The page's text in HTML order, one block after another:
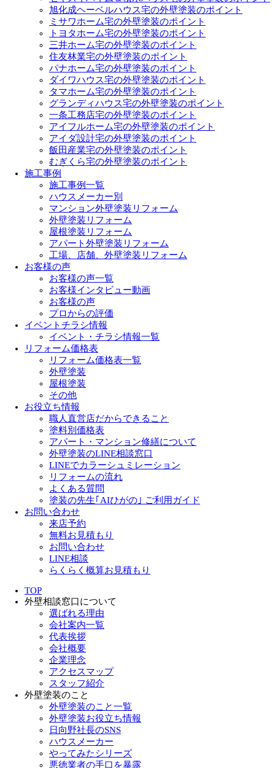
旭化成ヘーベルハウス宅の外壁塗装のポイント
ミサワホーム宅の外壁塗装のポイント
トヨタホーム宅の外壁塗装のポイント
三井ホーム宅の外壁塗装のポイント
住友林業宅の外壁塗装のポイント
パナホーム宅の外壁塗装のポイント
ダイワハウス宅の外壁塗装のポイント
タマホーム宅の外壁塗装のポイント
グランディハウス宅の外壁塗装のポイント
一条工務店宅の外壁塗装のポイント
アイフルホーム宅の外壁塗装のポイント
アイダ設計宅の外壁塗装のポイント
飯田産業宅の外壁塗装のポイント
むぎくら宅の外壁塗装のポイント
施工事例
施工事例一覧
ハウスメーカー別
マンション外壁塗装リフォーム
外壁塗装リフォーム
屋根塗装リフォーム
アパート外壁塗装リフォーム
工場、店舗、外壁塗装リフォーム
お客様の声
お客様の声一覧
お客様インタビュー動画
お客様の声
プロからの評価
イベントチラシ情報
イベント・チラシ情報一覧
リフォーム価格表
リフォーム価格表一覧
外壁塗装
屋根塗装
その他
お役立ち情報
職人直営店だからできること
塗料別価格表
アパート・マンション修繕について
外壁塗装のLINE相談窓口
LINEでカラーシュミレーション
リフォームの流れ
よくある質問
塗装の先生｢AIひがの｣ ご利用ガイド
お問い合わせ
来店予約
無料お見積もり
お問い合わせ
LINE相談
らくらく概算お見積もり
TOP
外壁相談窓口について
選ばれる理由
会社案内一覧
代表挨拶
会社概要
企業理念
アクセスマップ
スタッフ紹介
外壁塗装のこと
外壁塗装のこと一覧
外壁塗装お役立ち情報
日向野社長のSNS
ハウスメーカー
やってみたシリーズ
悪徳業者の手口を暴露